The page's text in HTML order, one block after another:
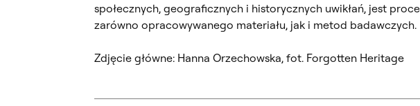
społecznych, geograficznych i historycznych uwikłań, jest
zarówno opracowywanego materiału, jak i metod badawczych.
Zdjęcie główne: Hanna Orzechowska, fot. Forgotten Heritage